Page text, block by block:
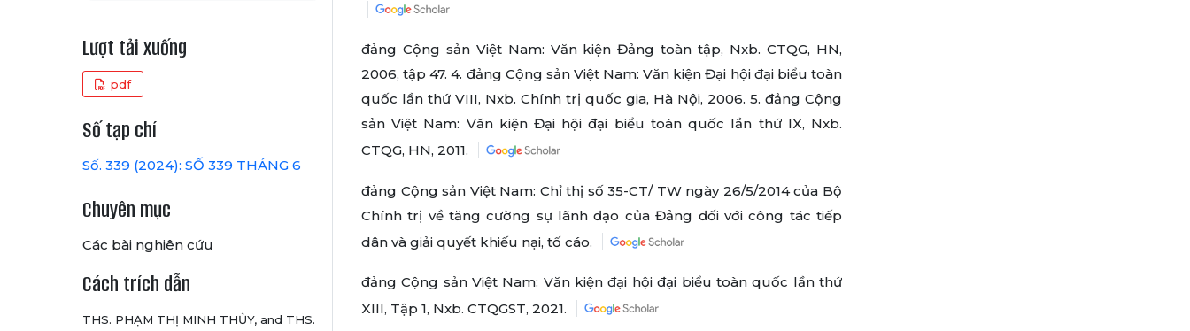
Lượt tải xuống
pdf
Số tạp chí
Số. 339 (2024): SỐ 339 THÁNG 6
Chuyên mục
Các bài nghiên cứu
Cách trích dẫn
THS. PHẠM THỊ MINH THỦY, and THS.
đảng Cộng sản Việt Nam: Văn kiện Đảng toàn tập, Nxb. CTQG, HN,
2006, tập 47. 4. đảng Cộng sản Việt Nam: Văn kiện Đại hội đại biểu toàn
quốc lần thứ VIII, Nxb. Chính trị quốc gia, Hà Nội, 2006. 5. đảng Cộng
sản Việt Nam: Văn kiện Đại hội đại biểu toàn quốc lần thứ IX, Nxb.
CTQG, HN, 2011.
đảng Cộng sản Việt Nam: Chỉ thị số 35-CT/ TW ngày 26/5/2014 của Bộ
Chính trị về tăng cường sự lãnh đạo của Đảng đối với công tác tiếp
dân và giải quyết khiếu nại, tố cáo.
đảng Cộng sản Việt Nam: Văn kiện đại hội đại biểu toàn quốc lần thứ
XIII, Tập 1, Nxb. CTQGST, 2021.